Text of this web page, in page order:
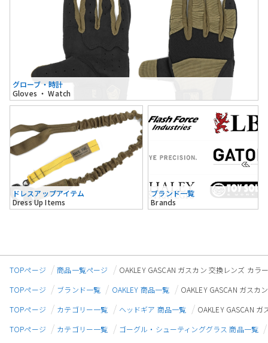
グローブ・時計
Gloves ・ Watch
ドレスアップアイテム
Dress Up Items
ブランド一覧
Brands
TOPページ 商品一覧ページ
OAKLEY GASCAN ガスカン 交換レンズ カラ
TOPページ
ブランド一覧 OAKLEY 商品一覧
OAKLEY GASCAN ガスカ
TOPページ
カテゴリー一覧 ヘッドギア 商品一覧
OAKLEY GASCAN
TOPページ
カテゴリー一覧
ゴーグル・シューティンググラス 商品一覧